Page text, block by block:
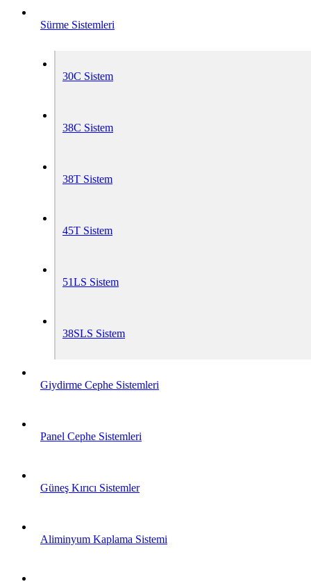
Sürme Sistemleri
30C Sistem
38C Sistem
38T Sistem
45T Sistem
51LS Sistem
38SLS Sistem
Giydirme Cephe Sistemleri
Panel Cephe Sistemleri
Güneş Kırıcı Sistemler
Aliminyum Kaplama Sistemi